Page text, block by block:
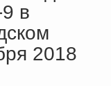
в
2018